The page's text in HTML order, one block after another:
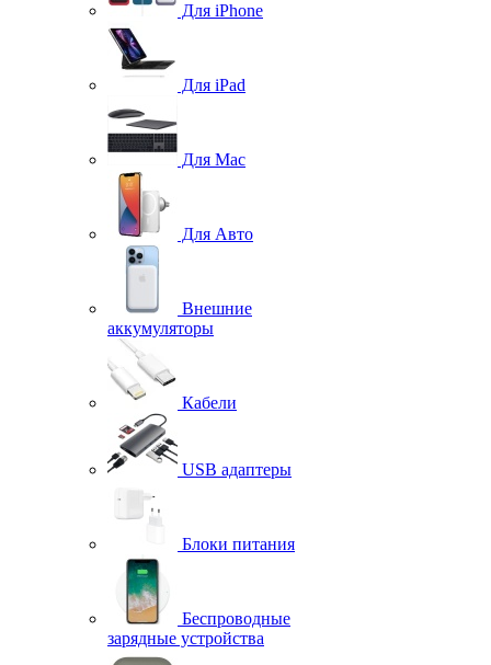
Для iPhone
Для iPad
Для Mac
Для Авто
Внешние
аккумуляторы
Кабели
USB адаптеры
Блоки питания
Беспроводные
зарядные устройства